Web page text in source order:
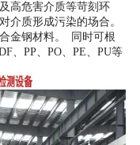
高危害介质等苛刻环
介质形成污染的场合。
金钢材料。 同时可根
、PP、PO、PE、PU等